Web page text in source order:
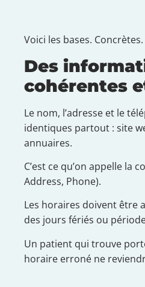
Voici les bases.
Des
cohérentes
Le nom, l’adresse et le
identiques partout : site
annuaires.
C’est ce qu’on appelle la
Address, Phone).
Les horaires doivent être
des jours fériés ou
Un patient qui trouve
horaire erroné ne